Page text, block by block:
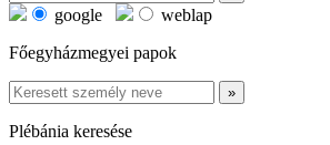
google
weblap
Főegyházmegyei papok
Plébánia keresése